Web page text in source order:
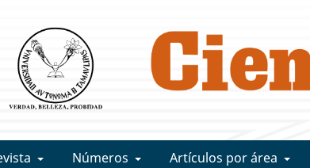
Números Artículos por área